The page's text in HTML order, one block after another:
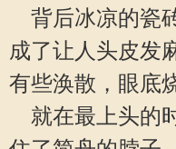
背后冰凉的瓷
成了让人头皮发
有些涣散，眼底
就在最上头的